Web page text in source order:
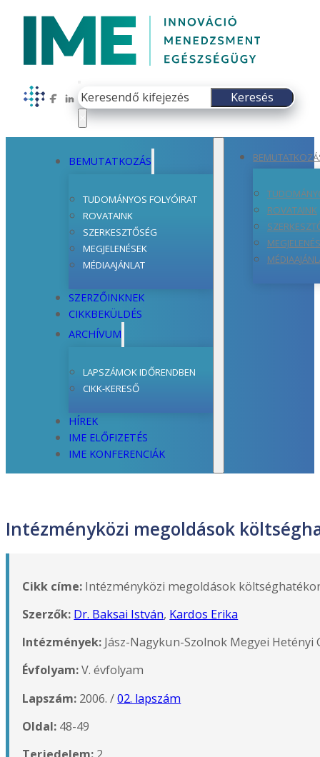
Follow us on Facebook
Follow us on LinkedIn
Keresés
Keresés
BEMUTATKOZÁS
TUDOMÁNYOS FOLYÓIRAT
ROVATAINK
SZERKESZTŐSÉG
MEGJELENÉSEK
MÉDIAAJÁNLAT
SZERZŐINKNEK
CIKKBEKÜLDÉS
ARCHÍVUM
LAPSZÁMOK IDŐRENDBEN
CIKK-KERESŐ
HÍREK
IME ELŐFIZETÉS
IME KONFERENCIÁK
ROVATAINK
Intézményközi megoldások
Cikk címe: Intézményközi megoldások
Szerzők: Dr. Baksai István, Kardos Erika
Intézmények: Jász-Nagykun-Szolnok Megyei Hetényi
Évfolyam:V. évfolyam
Lapszám: 2006. /02. lapszám
Oldal: 48-49